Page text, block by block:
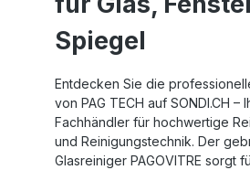
Spiegel
Entdecken Sie die
von PAG TECH auf SONDI.CH –
Fachhändler für hochwertige
und Reinigungstechnik. Der
Glasreiniger PAGOVITRE sorgt